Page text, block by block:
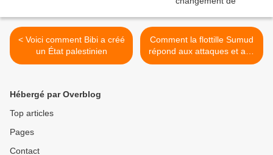
< Voici comment Bibi a créé
un État palestinien
Comment la flottille Sumud
répond aux attaques et aux
menaces d'Israël [Interview]
Hébergé par Overblog
Top articles
Pages
Contact